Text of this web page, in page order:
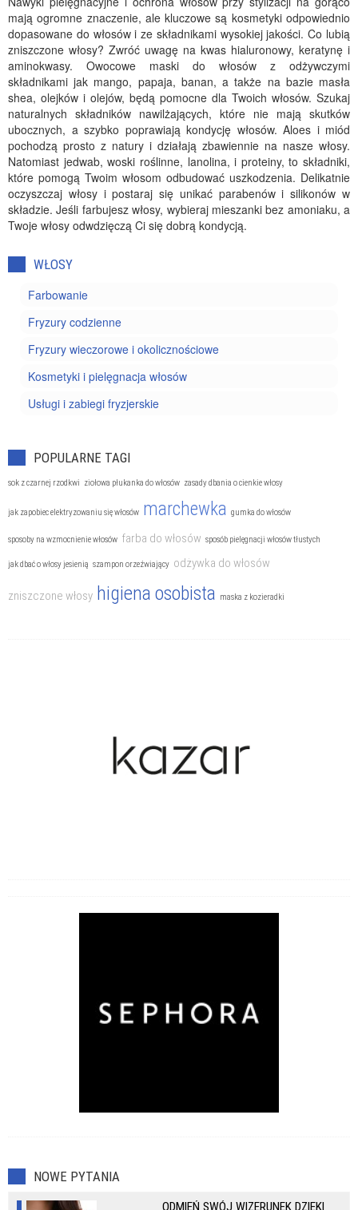
mają ogromne znaczenie, ale kluczowe są kosmetyki odpowiednio
dopasowane do włosów i ze składnikami wysokiej jakości. Co lubią
zniszczone włosy? Zwróć uwagę na kwas hialuronowy, keratynę i
aminokwasy. Owocowe maski do włosów z odżywczymi
składnikami jak mango, papaja, banan, a także na bazie masła
shea, olejków i olejów, będą pomocne dla Twoich włosów. Szukaj
naturalnych składników nawilżających, które nie mają skutków
ubocznych, a szybko poprawiają kondycję włosów. Aloes i miód
pochodzą prosto z natury i działają zbawiennie na nasze włosy.
Natomiast jedwab, woski roślinne, lanolina, i proteiny, to składniki,
które pomogą Twoim włosom odbudować uszkodzenia. Delikatnie
oczyszczaj włosy i postaraj się unikać parabenów i silikonów w
składzie. Jeśli farbujesz włosy, wybieraj mieszanki bez amoniaku, a
Twoje włosy odwdzięczą Ci się dobrą kondycją.
WŁOSY
Farbowanie
Fryzury codzienne
Fryzury wieczorowe i okolicznościowe
Kosmetyki i pielęgnacja włosów
Usługi i zabiegi fryzjerskie
POPULARNE TAGI
sok z czarnej rzodkwi ziołowa płukanka do włosów zasady dbania o cienkie włosy
jak zapobiec elektryzowaniu się włosów marchewka gumka do włosów
sposoby na wzmocnienie włosów farba do włosów sposób pielęgnacji włosów tłustych
jak dbać o włosy jesienią szampon orzeźwiający odżywka do włosów
zniszczone włosy higiena osobista maska z kozieradki
NOWE PYTANIA
ODMIEŃ SWÓJ WIZERUNEK DZIĘKI